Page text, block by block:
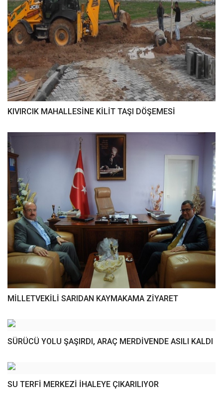
KIVIRCIK MAHALLESİNE KİLİT TAŞI DÖŞEMESİ
MİLLETVEKİLİ SARIDAN KAYMAKAMA ZİYARET
SÜRÜCÜ YOLU ŞAŞIRDI, ARAÇ MERDİVENDE ASILI KALDI
SU TERFİ MERKEZİ İHALEYE ÇIKARILIYOR